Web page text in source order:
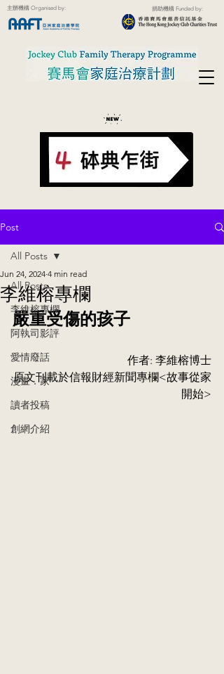
主辦機構 Organised by: 捐助機構 Funded by:
Post
All Posts
李維榕專欄
阿執司影評
愛情廢話
漫畫．家
讀者投稿
創網介紹
All Posts
李維榕專欄
Jun 24, 2024 4 min read
嚴重受傷的孩子
作者: 李維榕博士
原⽂刊載於信報財經新聞專欄<故事從家
開始>